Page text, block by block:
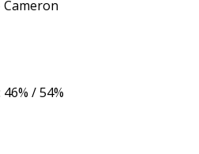
Cameron
46% / 54%